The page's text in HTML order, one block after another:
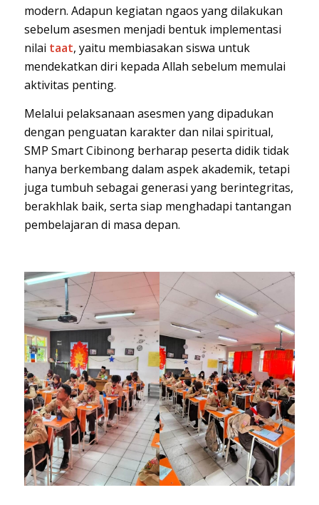
modern. Adapun kegiatan ngaos yang dilakukan
sebelum asesmen menjadi bentuk implementasi
nilai taat, yaitu membiasakan siswa untuk
mendekatkan diri kepada Allah sebelum memulai
aktivitas penting.
Melalui pelaksanaan asesmen yang dipadukan
dengan penguatan karakter dan nilai spiritual,
SMP Smart Cibinong berharap peserta didik tidak
hanya berkembang dalam aspek akademik, tetapi
juga tumbuh sebagai generasi yang berintegritas,
berakhlak baik, serta siap menghadapi tantangan
pembelajaran di masa depan.